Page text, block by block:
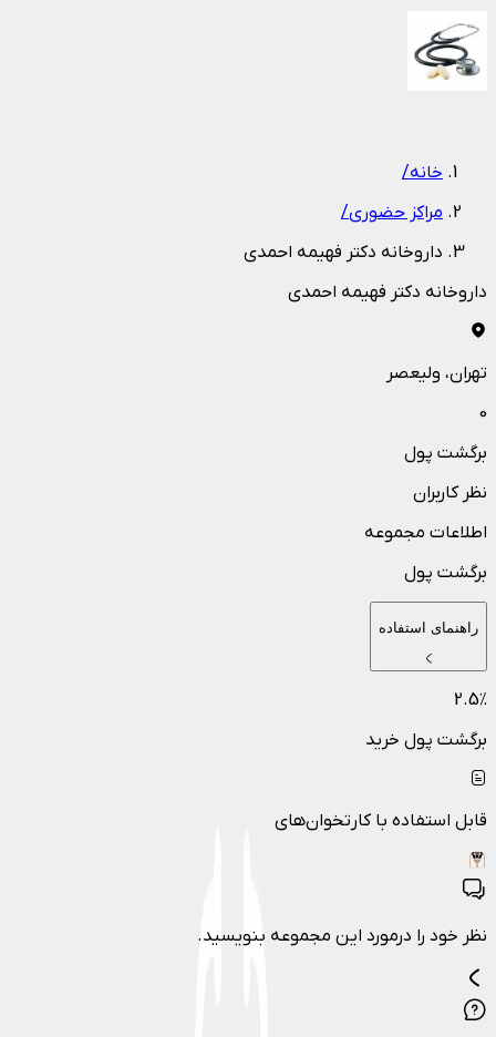
خانه/
مراکز حضوری/
داروخانه دکتر فهیمه احمدی
داروخانه دکتر فهیمه احمدی
تهران، ولیعصر
0
برگشت پول
نظر کاربران
اطلاعات مجموعه
برگشت پول
راهنمای استفاده
2.5٪
برگشت پول خرید
قابل استفاده با کارتخوان‌های
نظر خود را درمورد این مجموعه بنویسید.